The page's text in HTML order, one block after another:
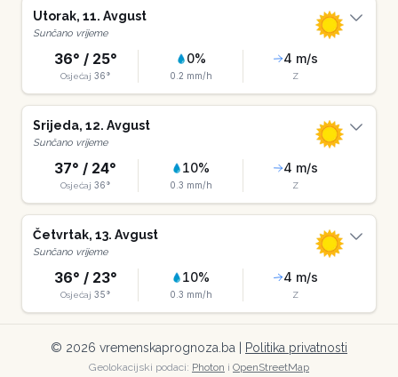
Utorak, 11. Avgust
Sunčano vrijeme
36° / 25°
Osjećaj 36°
0%
0.2 mm/h
4 m/s
Z
Srijeda, 12. Avgust
Sunčano vrijeme
37° / 24°
Osjećaj 36°
10%
0.3 mm/h
4 m/s
Z
Četvrtak, 13. Avgust
Sunčano vrijeme
36° / 23°
Osjećaj 35°
10%
0.3 mm/h
4 m/s
Z
© 2026 vremenskaprognoza.ba | Politika privatnosti
Geolokacijski podaci: Photon i OpenStreetMap